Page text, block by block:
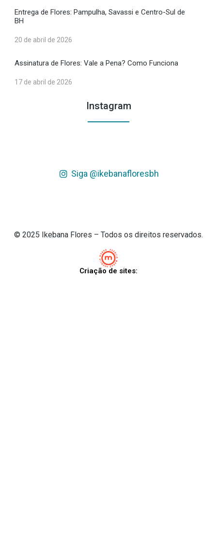
Entrega de Flores: Pampulha, Savassi e Centro-Sul de
BH
20 de abril de 2026
Assinatura de Flores: Vale a Pena? Como Funciona
17 de abril de 2026
Instagram
Siga @ikebanafloresbh
© 2025 Ikebana Flores – Todos os direitos reservados.
Criação de sites: